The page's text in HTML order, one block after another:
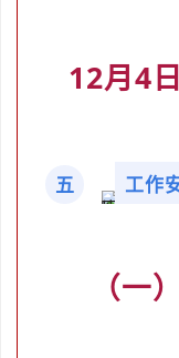
12月4
五 工作
（一